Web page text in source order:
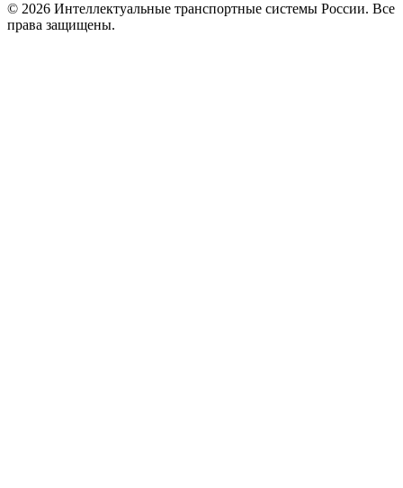
© 2026 Интеллектуальные транспортные системы России. Все
права защищены.